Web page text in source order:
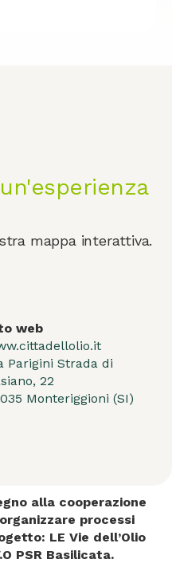
un'esperienza
mappa interattiva.
web
Parigini Strada di
22
Monteriggioni (SI)
alla cooperazione
processi
LE Vie dell’Olio
PSR Basilicata.